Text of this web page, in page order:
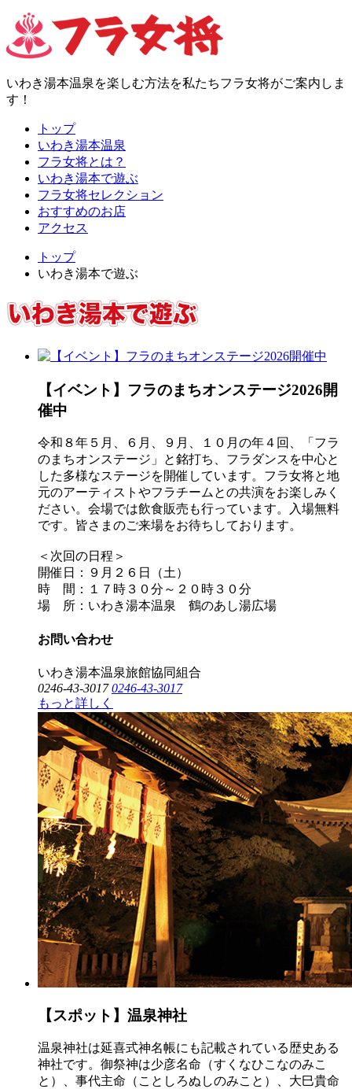
いわき湯本温泉を楽しむ方法を私たちフラ女将がご案内しま
す！
トップ
いわき湯本温泉
フラ女将とは？
いわき湯本で遊ぶ
フラ女将セレクション
おすすめのお店
アクセス
トップ
いわき湯本で遊ぶ
【イベント】フラのまちオンステージ2026開
催中
令和８年５月、６月、９月、１０月の年４回、「フラ
のまちオンステージ」と銘打ち、フラダンスを中心と
した多様なステージを開催しています。フラ女将と地
元のアーティストやフラチームとの共演をお楽しみく
ださい。会場では飲食販売も行っています。入場無料
です。皆さまのご来場をお待ちしております。
＜次回の日程＞
開催日：９月２６日（土）
時 間：１７時３０分～２０時３０分
場 所：いわき湯本温泉 鶴のあし湯広場
お問い合わせ
いわき湯本温泉旅館協同組合
0246-43-3017 0246-43-3017
もっと詳しく
【スポット】温泉神社
温泉神社は延喜式神名帳にも記載されている歴史ある
神社です。御祭神は少彦名命（すくなひこなのみこ
と）、事代主命（ことしろぬしのみこと）、大巳貴命